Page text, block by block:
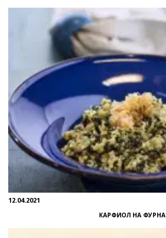
12.04.2021
КАРФИОЛ НА ФУРНА